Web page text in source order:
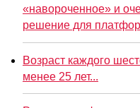
«навороченное» и
решение для
Возраст каждого
менее 25 лет...